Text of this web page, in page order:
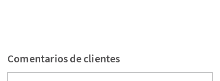
Comentarios de clientes